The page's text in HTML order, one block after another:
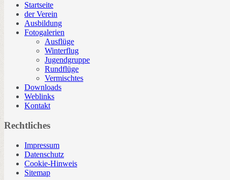
Startseite
der Verein
Ausbildung
Fotogalerien
Ausflüge
Winterflug
Jugendgruppe
Rundflüge
Vermischtes
Downloads
Weblinks
Kontakt
Rechtliches
Impressum
Datenschutz
Cookie-Hinweis
Sitemap